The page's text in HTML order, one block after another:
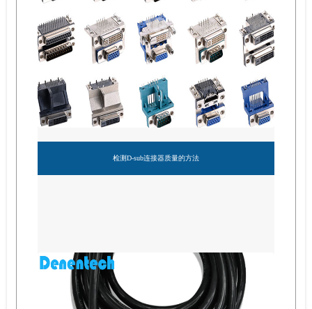
检测D-sub连接器质量的方法